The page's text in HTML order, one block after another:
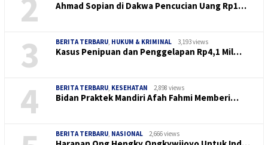
Ahmad Sopian di Dakwa Pencucian Uang Rp1…
3 BERITA TERBARU, HUKUM & KRIMINAL 3,193 views
Kasus Penipuan dan Penggelapan Rp4,1 Mil…
4 BERITA TERBARU, KESEHATAN 2,898 views
Bidan Praktek Mandiri Afah Fahmi Memberi…
BERITA TERBARU, NASIONAL 2,666 views